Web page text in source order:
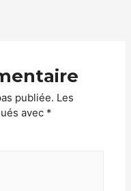
publiée. Les
avec *